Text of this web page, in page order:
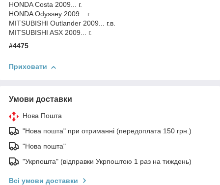
HONDA Costa 2009... г.
HONDA Odyssey 2009... г.
MITSUBISHI Outlander 2009... г.в.
MITSUBISHI ASX 2009... г.
#4475
Приховати
Умови доставки
Нова Пошта
"Нова пошта" при отриманні (передоплата 150 грн.)
"Нова пошта"
"Укрпошта" (відправки Укрпоштою 1 раз на тиждень)
Всі умови доставки